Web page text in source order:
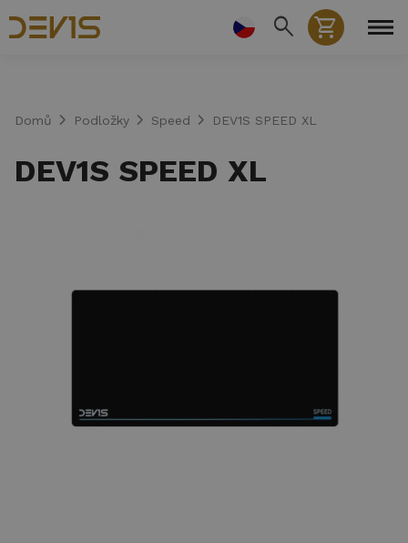
search shopping_cart
Domů chevron_right Podložky chevron_right Speed chevron_right DEV1S SPEED XL
DEV1S SPEED XL